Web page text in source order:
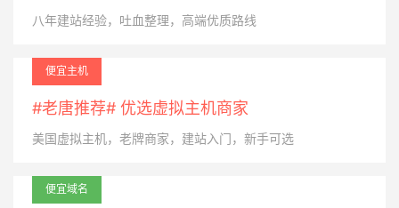
八年建站经验，吐血整理，高端优质路线
便宜主机
#老唐推荐# 优选虚拟主机商家
美国虚拟主机，老牌商家，建站入门，新手可选
便宜域名